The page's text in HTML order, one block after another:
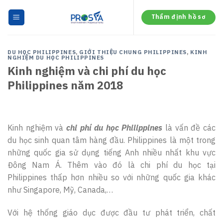
Thẩm định hồ sơ
DU HỌC PHILIPPINES, GIỚI THIỆU CHUNG PHILIPPINES, KINH
NGHIỆM DU HỌC PHILIPPINES
Kinh nghiệm và chi phí du học
Philippines năm 2018
Kinh nghiệm và chi phí du học Philippines là vấn đề các
du học sinh quan tâm hàng đầu. Philippines là một trong
những quốc gia sử dụng tiếng Anh nhiều nhất khu vực
Đông Nam Á. Thêm vào đó là chi phí du học tại
Philippines thấp hơn nhiều so với những quốc gia khác
như Singapore, Mỹ, Canada,…
Với hệ thống giáo dục được đầu tư phát triển, chất